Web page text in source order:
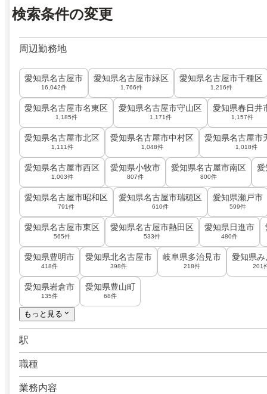
検索条件の変更
周辺勤務地
愛知県名古屋市
16,042件
愛知県名古屋市緑区
1,766件
愛知県名古屋市千種区
1,216件
愛知県名古屋市名東区
1,185件
愛知県名古屋市守山区
1,171件
愛知県春日井
1,157件
愛知県名古屋市北区
1,111件
愛知県名古屋市中村区
1,048件
愛知県名古屋市
1,018件
愛知県名古屋市西区
1,003件
愛知県小牧市
807件
愛知県名古屋市南区
800件
愛
愛知県名古屋市昭和区
791件
愛知県名古屋市瑞穂区
610件
愛知県瀬戸市
599件
愛知県名古屋市東区
565件
愛知県名古屋市熱田区
533件
愛知県日進市
480件
愛知県豊明市
418件
愛知県北名古屋市
398件
岐阜県多治見市
218件
愛知県
201
愛知県岩倉市
135件
愛知県豊山町
68件
もっと見る
駅
職種
業務内容